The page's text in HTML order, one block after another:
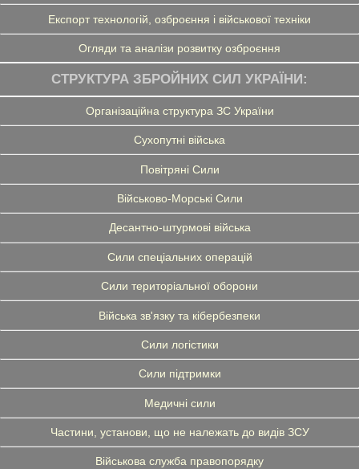
Експорт технологій, озброєння і військової техніки
Огляди та аналізи розвитку озброєння
СТРУКТУРА ЗБРОЙНИХ СИЛ УКРАЇНИ:
Організаційна структура ЗС України
Сухопутні війська
Повітряні Сили
Військово-Морські Сили
Десантно-штурмові війська
Сили спеціальних операцій
Сили територіальної оборони
Війська зв'язку та кібербезпеки
Сили логістики
Сили підтримки
Медичні сили
Частини, установи, що не належать до видів ЗСУ
Військова служба правопорядку